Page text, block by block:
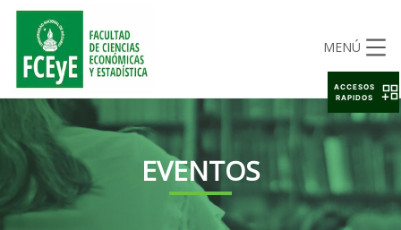
MENÚ
EVENTOS
ACCESOS
RAPIDOS